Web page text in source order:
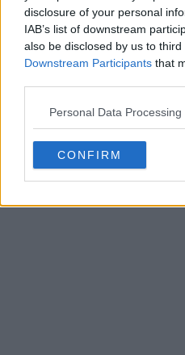
disclosure of your personal
IAB’s list of downstream
also be disclosed by us to
Downstream Participants that
Personal Data
CONFIRM